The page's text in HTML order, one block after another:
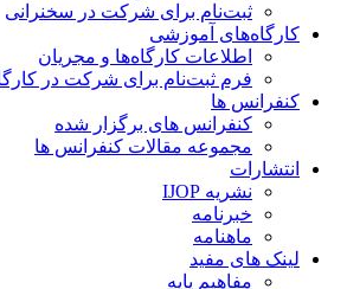
ثبت‌نام برای شرکت در سخنرانی
کارگاه‌های آموزشی
اطلاعات کارگاه‌ها و مجریان
فرم ثبت‌نام برای شرکت در کارگاه
کنفرانس ها
کنفرانس های برگزار شده
مجموعه مقالات کنفرانس ها
انتشارات
نشریه IJOP
خبرنامه
ماهنامه
لینک های مفید
مفاهیم پایه